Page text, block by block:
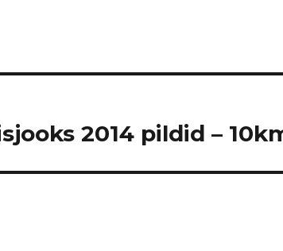
2014 pildid –